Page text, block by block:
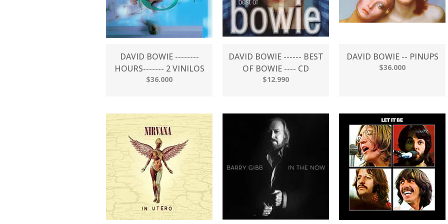
DAVID BOWIE --------
HOURS------- 2 VINILOS
$36.000
DAVID BOWIE ------ BEST
OF BOWIE ---- CD
$12.990
DAVID BOWIE -- PINUPS
$36.000